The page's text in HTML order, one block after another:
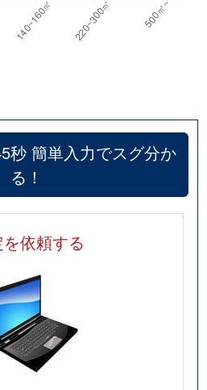
秒 簡単入力でスグ分か
る！
依頼する